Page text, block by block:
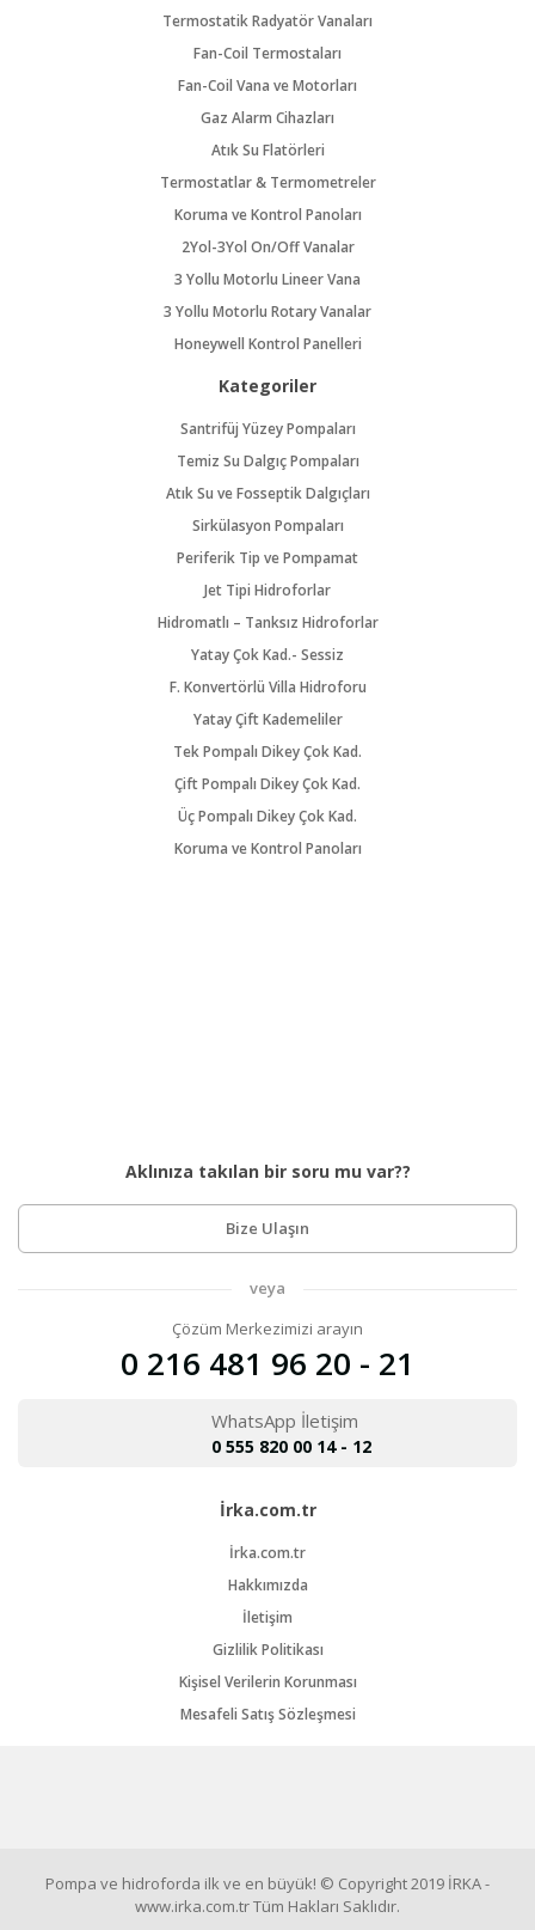
Termostatik Radyatör Vanaları
Fan-Coil Termostaları
Fan-Coil Vana ve Motorları
Gaz Alarm Cihazları
Atık Su Flatörleri
Termostatlar & Termometreler
Koruma ve Kontrol Panoları
2Yol-3Yol On/Off Vanalar
3 Yollu Motorlu Lineer Vana
3 Yollu Motorlu Rotary Vanalar
Honeywell Kontrol Panelleri
Kategoriler
Santrifüj Yüzey Pompaları
Temiz Su Dalgıç Pompaları
Atık Su ve Fosseptik Dalgıçları
Sirkülasyon Pompaları
Periferik Tip ve Pompamat
Jet Tipi Hidroforlar
Hidromatlı – Tanksız Hidroforlar
Yatay Çok Kad.- Sessiz
F. Konvertörlü Villa Hidroforu
Yatay Çift Kademeliler
Tek Pompalı Dikey Çok Kad.
Çift Pompalı Dikey Çok Kad.
Üç Pompalı Dikey Çok Kad.
Koruma ve Kontrol Panoları
Aklınıza takılan bir soru mu var??
Bize Ulaşın
veya
Çözüm Merkezimizi arayın
0 216 481 96 20 - 21
WhatsApp İletişim
0 555 820 00 14 - 12
İrka.com.tr
İrka.com.tr
Hakkımızda
İletişim
Gizlilik Politikası
Kişisel Verilerin Korunması
Mesafeli Satış Sözleşmesi
Pompa ve hidroforda ilk ve en büyük! © Copyright 2019 İRKA -
www.irka.com.tr Tüm Hakları Saklıdır.